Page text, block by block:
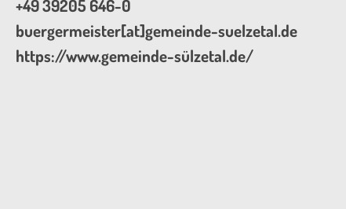
+49 39205 646-0
buergermeister[at]gemeinde-suelzetal.de
https://www.gemeinde-sülzetal.de/